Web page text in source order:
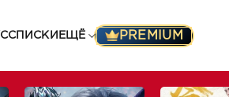
СПИСКИ ЕЩЁ PREMIUM